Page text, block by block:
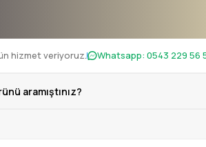
hizmet veriyoruz. Whatsapp: 0543 229 56